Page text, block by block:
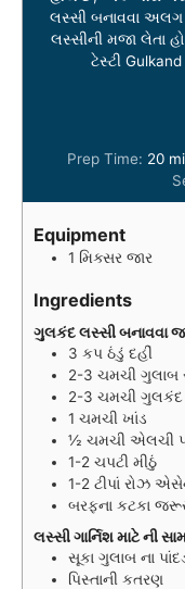
લસ્સી બનાવવા અલગ
લસ્સીની મજા
ટેસ્ટી
Prep Time: 20m
n
Equipment
1 મિક્સર જાર
Ingredients
ગુલકંદ લસ્સી બનાવવા
3 કપ ઠંડું દહીં
2-3 ચમચી ગુલાબ
2-3 ચમચી ગુલકંદ
1 ચમચી ખાંડ
½ ચમચી એલચી
1-2 ચપટી મીઠું
1-2 ટીપાં રોઝ
બરફના કટકા
લસ્સી ગાર્નિશ માટે ની
સૂકા ગુલાબ ના
પિસ્તાની કતરણ